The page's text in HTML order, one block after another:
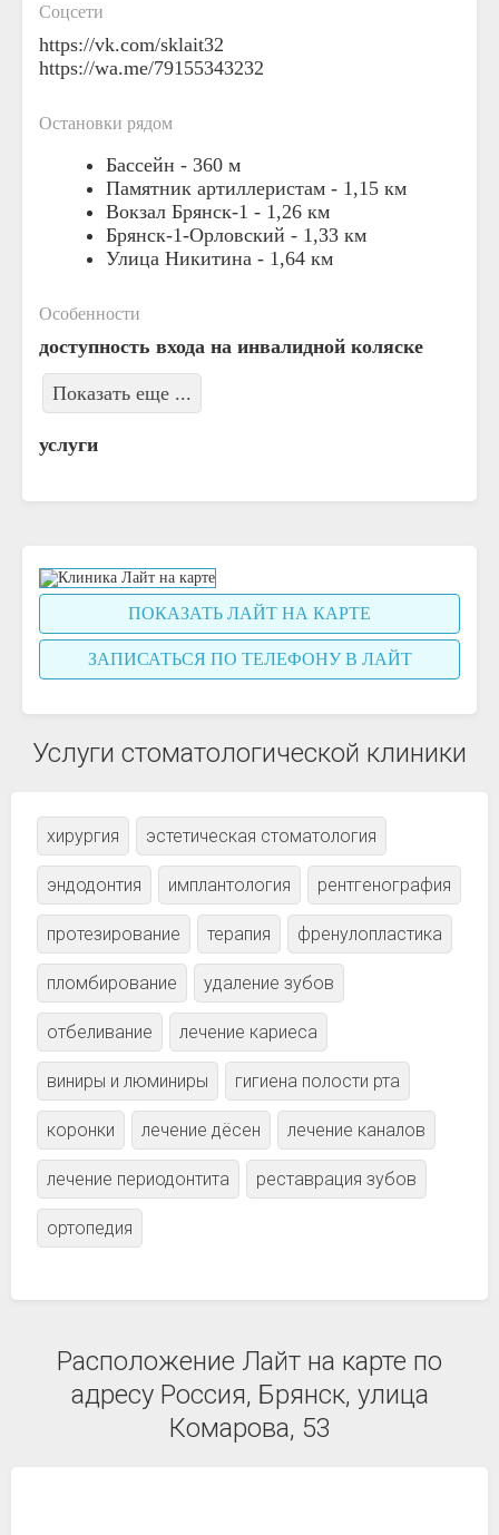
Соцсети
https://vk.com/sklait32
https://wa.me/79155343232
Остановки рядом
Бассейн - 360 м
Памятник артиллеристам - 1,15 км
Вокзал Брянск-1 - 1,26 км
Брянск-1-Орловский - 1,33 км
Улица Никитина - 1,64 км
Особенности
доступность входа на инвалидной коляске
Показать еще ...
услуги
ПОКАЗАТЬ ЛАЙТ НА КАРТЕ
ЗАПИСАТЬСЯ ПО ТЕЛЕФОНУ В ЛАЙТ
Услуги стоматологической клиники
хирургия эстетическая стоматология
эндодонтия имплантология рентгенография
протезирование терапия френулопластика
пломбирование удаление зубов
отбеливание лечение кариеса
виниры и люминиры гигиена полости рта
коронки лечение дёсен лечение каналов
лечение периодонтита реставрация зубов
ортопедия
Расположение Лайт на карте по
адресу Россия, Брянск, улица
Комарова, 53